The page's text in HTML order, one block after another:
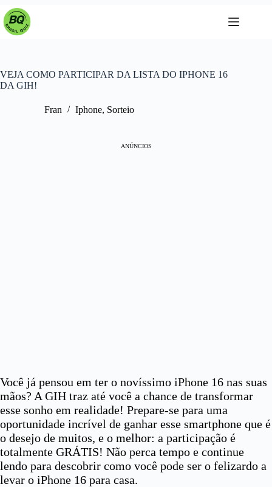
Pular
para
VEJA COMO PARTICIPAR DA LISTA DO IPHONE 16
DA GIH!
Fran Iphone, Sorteio
ANÚNCIOS
Você já pensou em ter o novíssimo iPhone 16 nas suas
mãos? A GIH traz até você a chance de transformar
esse sonho em realidade! Prepare-se para uma
oportunidade incrível de ganhar esse smartphone que é
o desejo de muitos, e o melhor: a participação é
totalmente GRÁTIS! Não perca tempo e continue
lendo para descobrir como você pode ser o felizardo a
levar o iPhone 16 para casa.